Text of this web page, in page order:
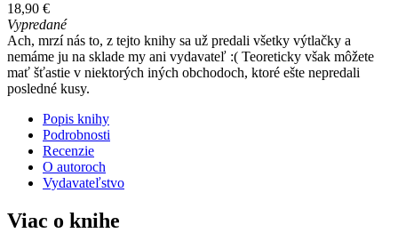
18,90 €
Vypredané
Ach, mrzí nás to, z tejto knihy sa už predali všetky výtlačky a
nemáme ju na sklade my ani vydavateľ :( Teoreticky však môžete
mať šťastie v niektorých iných obchodoch, ktoré ešte nepredali
posledné kusy.
Popis knihy
Podrobnosti
Recenzie
O autoroch
Vydavateľstvo
Viac o knihe